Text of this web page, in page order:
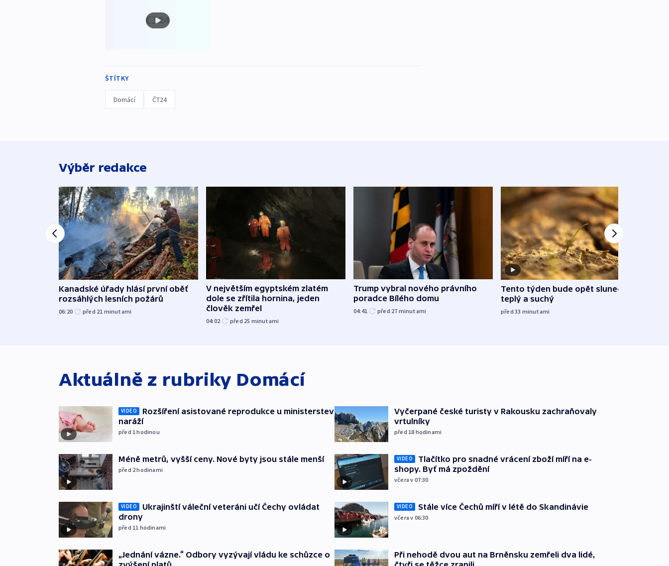
ŠTÍTKY
Domácí ČT24
Výběr redakce
Kanadské úřady hlásí první oběť
rozsáhlých lesních požárů
06:20 před 21 minutami
V největším egyptském zlatém
dole se zřítila hornina, jeden
člověk zemřel
04:02 před 25 minutami
Trump vybral nového právního
poradce Bílého domu
04:41 před 27 minutami
Tento týden bude opět slunečný,
teplý a suchý
před 33 minutami
Aktuálně z rubriky Domácí
VIDEO
Rozšíření asistované reprodukce u ministerstev
naráží
před 1hodinou
Méně metrů, vyšší ceny. Nové byty jsou stále menší
před 2hodinami
VIDEO
Ukrajinští váleční veteráni učí Čechy ovládat
drony
před 11 hodinami
„Jednání vázne.“ Odbory vyzývají vládu ke schůzce o
Vyčerpané české turisty v Rakousku zachraňovaly
vrtulníky
před 18 hodinami
VIDEO
Tlačítko pro snadné vrácení zboží míří na e-
shopy. Byť má zpoždění
včera v 07:30
VIDEO Stále více Čechů míří v létě do Skandinávie
včera v 06:30
Při nehodě dvou aut na Brněnsku zemřeli dva lidé,